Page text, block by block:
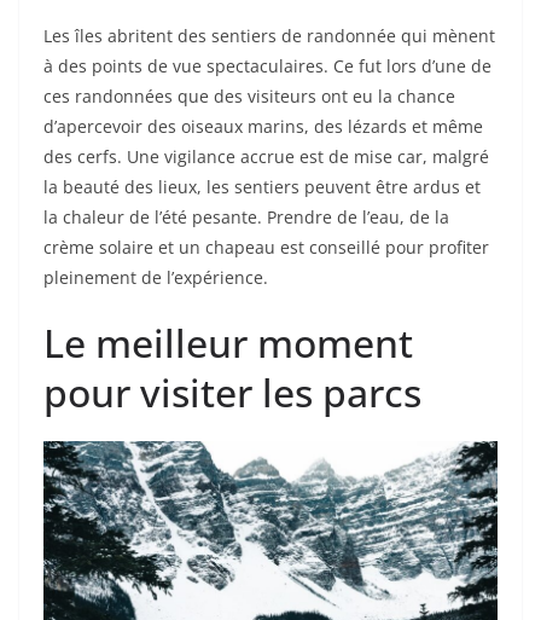
Les îles abritent des sentiers de randonnée qui mènent
à des points de vue spectaculaires. Ce fut lors d’une de
ces randonnées que des visiteurs ont eu la chance
d’apercevoir des oiseaux marins, des lézards et même
des cerfs. Une vigilance accrue est de mise car, malgré
la beauté des lieux, les sentiers peuvent être ardus et
la chaleur de l’été pesante. Prendre de l’eau, de la
crème solaire et un chapeau est conseillé pour profiter
pleinement de l’expérience.
Le meilleur moment
pour visiter les parcs